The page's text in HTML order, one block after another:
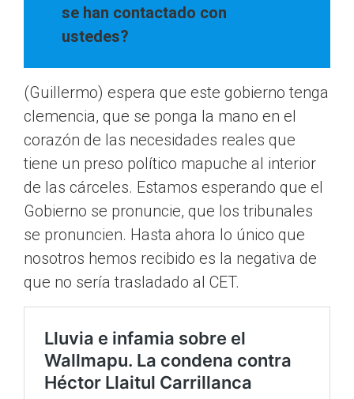
se han contactado con
ustedes?
(Guillermo) espera que este gobierno tenga
clemencia, que se ponga la mano en el
corazón de las necesidades reales que
tiene un preso político mapuche al interior
de las cárceles. Estamos esperando que el
Gobierno se pronuncie, que los tribunales
se pronuncien. Hasta ahora lo único que
nosotros hemos recibido es la negativa de
que no sería trasladado al CET.